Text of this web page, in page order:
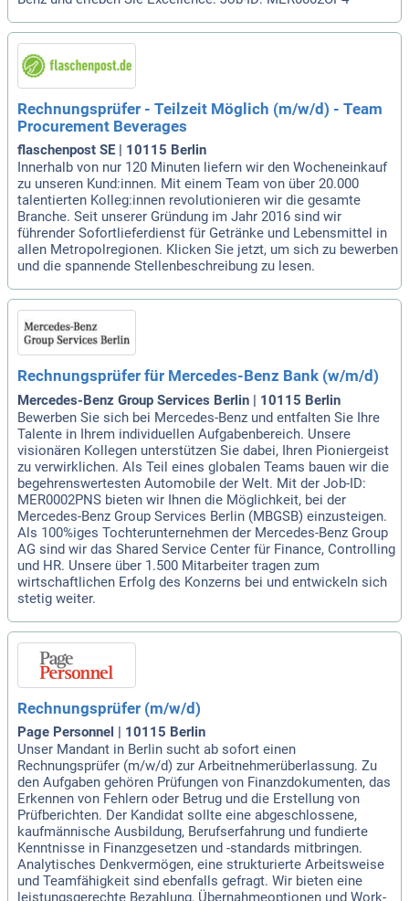
Rechnungsprüfer - Teilzeit Möglich (m/w/d) - Team
Procurement Beverages
flaschenpost SE | 10115 Berlin
Innerhalb von nur 120 Minuten liefern wir den Wocheneinkauf
zu unseren Kund:innen. Mit einem Team von über 20.000
talentierten Kolleg:innen revolutionieren wir die gesamte
Branche. Seit unserer Gründung im Jahr 2016 sind wir
führender Sofortlieferdienst für Getränke und Lebensmittel in
allen Metropolregionen. Klicken Sie jetzt, um sich zu bewerben
und die spannende Stellenbeschreibung zu lesen.
Rechnungsprüfer für Mercedes-Benz Bank (w/m/d)
Mercedes-Benz Group Services Berlin | 10115 Berlin
Bewerben Sie sich bei Mercedes-Benz und entfalten Sie Ihre
Talente in Ihrem individuellen Aufgabenbereich. Unsere
visionären Kollegen unterstützen Sie dabei, Ihren Pioniergeist
zu verwirklichen. Als Teil eines globalen Teams bauen wir die
begehrenswertesten Automobile der Welt. Mit der Job-ID:
MER0002PNS bieten wir Ihnen die Möglichkeit, bei der
Mercedes-Benz Group Services Berlin (MBGSB) einzusteigen.
Als 100%iges Tochterunternehmen der Mercedes-Benz Group
AG sind wir das Shared Service Center für Finance, Controlling
und HR. Unsere über 1.500 Mitarbeiter tragen zum
wirtschaftlichen Erfolg des Konzerns bei und entwickeln sich
stetig weiter.
Rechnungsprüfer (m/w/d)
Page Personnel | 10115 Berlin
Unser Mandant in Berlin sucht ab sofort einen
Rechnungsprüfer (m/w/d) zur Arbeitnehmerüberlassung. Zu
den Aufgaben gehören Prüfungen von Finanzdokumenten, das
Erkennen von Fehlern oder Betrug und die Erstellung von
Prüfberichten. Der Kandidat sollte eine abgeschlossene,
kaufmännische Ausbildung, Berufserfahrung und fundierte
Kenntnisse in Finanzgesetzen und -standards mitbringen.
Analytisches Denkvermögen, eine strukturierte Arbeitsweise
und Teamfähigkeit sind ebenfalls gefragt. Wir bieten eine
leistungsgerechte Bezahlung, Übernahmeoptionen und Work-